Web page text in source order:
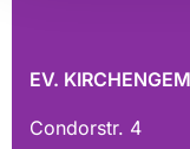
EV.
Condorstr. 4